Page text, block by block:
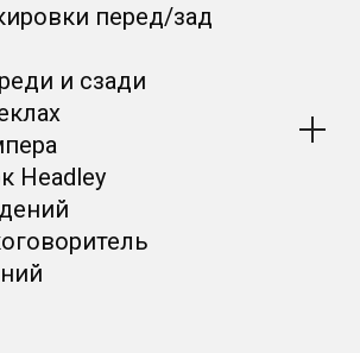
перед/зад
и сзади
Headley